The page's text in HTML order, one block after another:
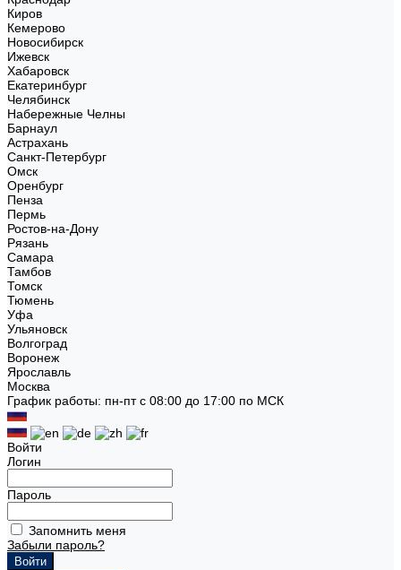
Киров
Кемерово
Новосибирск
Ижевск
Хабаровск
Екатеринбург
Челябинск
Набережные Челны
Барнаул
Астрахань
Санкт-Петербург
Омск
Оренбург
Пенза
Пермь
Ростов-на-Дону
Рязань
Самара
Тамбов
Томск
Тюмень
Уфа
Ульяновск
Волгоград
Воронеж
Ярославль
Москва
График работы: пн-пт с 08:00 до 17:00 по МСК
Войти
Логин
Пароль
Запомнить меня
Забыли пароль?